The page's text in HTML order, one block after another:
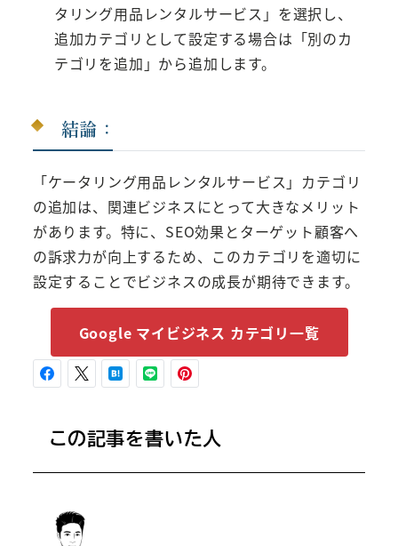
タリング用品レンタルサービス」を選択し、
追加カテゴリとして設定する場合は「別のカ
テゴリを追加」から追加します。
結論：
「ケータリング用品レンタルサービス」カテゴリ
の追加は、関連ビジネスにとって大きなメリット
があります。特に、SEO効果とターゲット顧客へ
の訴求力が向上するため、このカテゴリを適切に
設定することでビジネスの成長が期待できます。
Google マイビジネス カテゴリ一覧
この記事を書いた人